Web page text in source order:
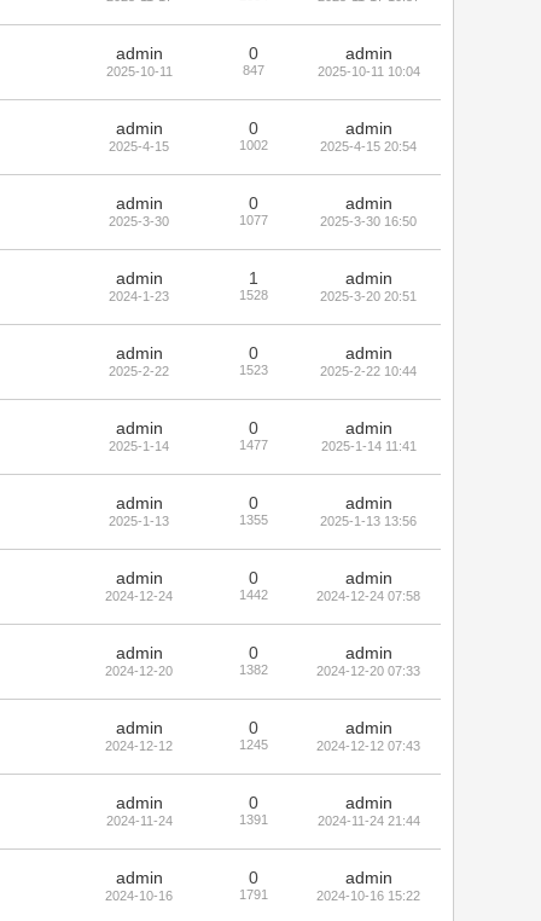
admin
2025-10-11
0
847
admin
2025-10-11 10:04
admin
2025-4-15
0
1002
admin
2025-4-15 20:54
admin
2025-3-30
0
1077
admin
2025-3-30 16:50
admin
2024-1-23
1
1528
admin
2025-3-20 20:51
admin
2025-2-22
0
1523
admin
2025-2-22 10:44
admin
2025-1-14
0
1477
admin
2025-1-14 11:41
admin
2025-1-13
0
1355
admin
2025-1-13 13:56
admin
2024-12-24
0
1442
admin
2024-12-24 07:58
admin
2024-12-20
0
1382
admin
2024-12-20 07:33
admin
2024-12-12
0
1245
admin
2024-12-12 07:43
admin
2024-11-24
0
1391
admin
2024-11-24 21:44
admin
2024-10-16
0
1791
admin
2024-10-16 15:22